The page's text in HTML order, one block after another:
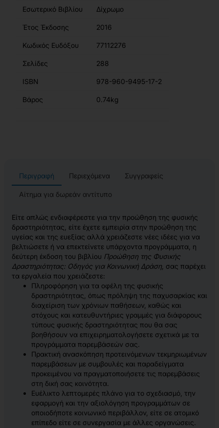
Εσωτερικό Βιβλίου Δίχρωμο
Έτος Έκδοσης 2016
Κωδικός Ευδόξου 77112276
Σελίδες 288
ISBN 978-960-9495-17-2
Βάρος 0.74kg
Περιγραφή Περιεχόμενα Συγγραφείς
Αίτημα για δωρεάν αντίτυπο
Είτε απλώς ενδιαφέρεστε για την προώθηση της φυσικής
δραστηριότητας, είτε έχετε εμπειρία στην προώθηση της
υγείας και της ευεξίας αλλά χρειάζεστε νέες ιδέες για να
βελτιώσετε ή να επεκτείνετε υπάρχοντα προγράμματα, η
δεύτερη έκδοση του βιβλίου Προώθηση της Φυσικής
Δραστηριότητας: Οδηγός για Κοινωνική Δράση , σας παρέχει
τα εργαλεία που χρειάζεστε:
Πληροφόρηση για τα οφέλη της φυσικής
δραστηριότητας, όπως πρόληψη της παχυσαρκίας και
διαχείριση των χρόνιων παθήσεων, καθώς και
στόχους και κατευθυντήριες γραμμές για διάφορους
τύπους φυσικής δραστηριότητας που θα σας
βοηθήσουν να επιχειρηματολογήσετε σχετικά με τα
προγράμματα παρεμβάσεών σας.
Πρακτική ανασκόπηση προτεινόμενων τεκμηριωμένων
παρεμβάσεων με συμβουλές και παραδείγματα
προκειμένου να πραγματοποιήσετε τις παρεμβάσεις
στη δική σας κοινότητα.
Ευέλικτο λεπτομερές πλάνο για το σχεδιασμό, την
εφαρμογή και την αξιολόγηση προγραμμάτων σε
οποιοδήποτε κοινωνικό περιβάλλον, είτε σε ατομικό
επίπεδο είτε σε συνεργασία με άλλες οργανώσεις.